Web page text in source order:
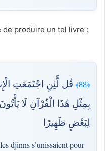
de produire un tel livre :
﴿88﴾
قُل لَّئِنِ اجْتَمَعَتِ
بِمِثْلِ هَٰذَا الْقُرْآنِ لَا
لِبَعْضٍ ظَهِيرًا
djinns s’unissaient pour